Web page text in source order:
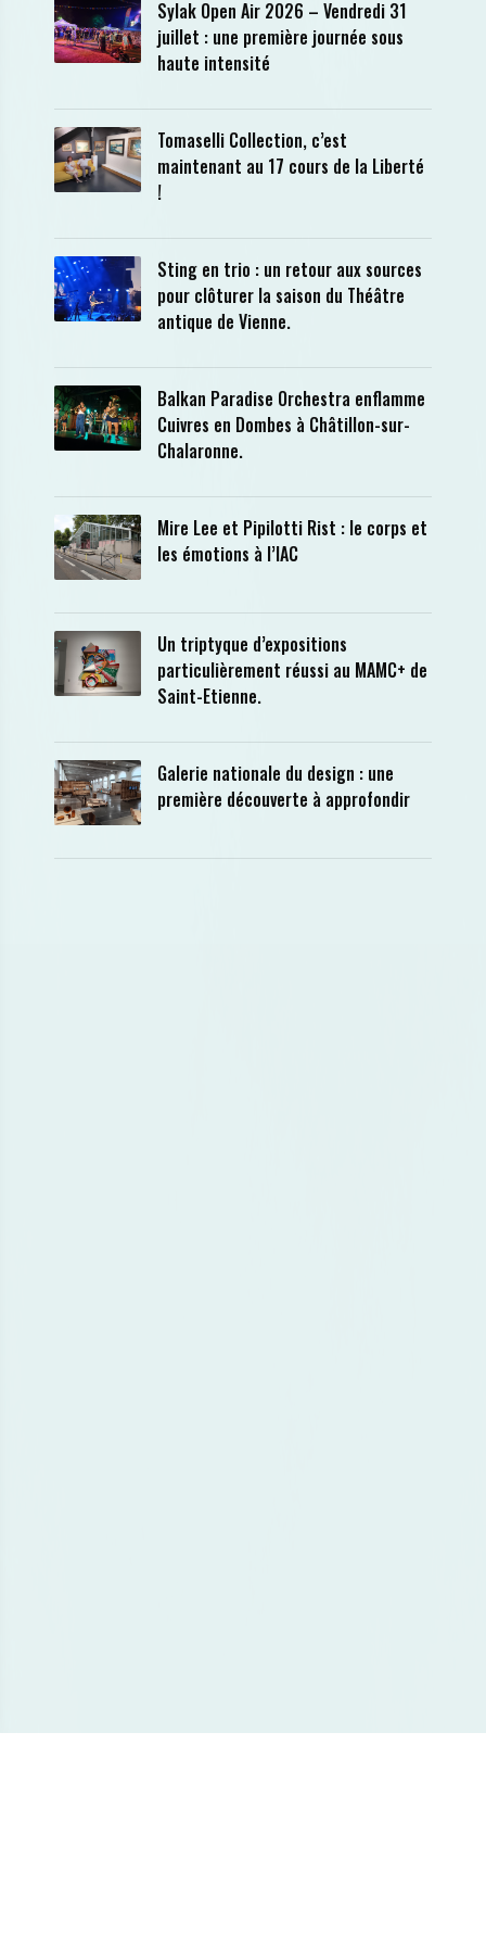
Sylak Open Air 2026 – Vendredi 31
juillet : une première journée sous
haute intensité
Tomaselli Collection, c’est
maintenant au 17 cours de la Liberté
!
Sting en trio : un retour aux sources
pour clôturer la saison du Théâtre
antique de Vienne.
Balkan Paradise Orchestra enflamme
Cuivres en Dombes à Châtillon-sur-
Chalaronne.
Mire Lee et Pipilotti Rist : le corps et
les émotions à l’IAC
Un triptyque d’expositions
particulièrement réussi au MAMC+ de
Saint-Etienne.
Galerie nationale du design : une
première découverte à approfondir